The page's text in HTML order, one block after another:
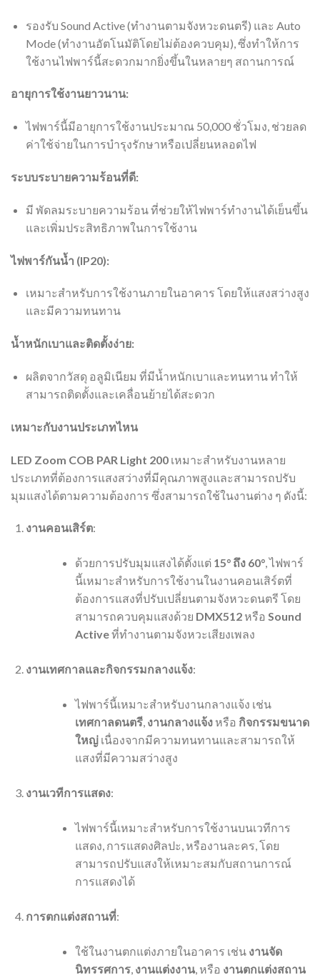
รองรับ Sound Active (ทำงานตามจังหวะดนตรี) และ Auto
Mode (ทำงานอัตโนมัติโดยไม่ต้องควบคุม), ซึ่งทำให้การ
ใช้งานไฟพาร์นี้สะดวกมากยิ่งขึ้นในหลายๆ สถานการณ์
อายุการใช้งานยาวนาน:
ไฟพาร์นี้มีอายุการใช้งานประมาณ 50,000 ชั่วโมง, ช่วยลด
ค่าใช้จ่ายในการบำรุงรักษาหรือเปลี่ยนหลอดไฟ
ระบบระบายความร้อนที่ดี:
มี พัดลมระบายความร้อน ที่ช่วยให้ไฟพาร์ทำงานได้เย็นขึ้น
และเพิ่มประสิทธิภาพในการใช้งาน
ไฟพาร์กันน้ำ (IP20):
เหมาะสำหรับการใช้งานภายในอาคาร โดยให้แสงสว่างสูง
และมีความทนทาน
น้ำหนักเบาและติดตั้งง่าย:
ผลิตจากวัสดุ อลูมิเนียม ที่มีน้ำหนักเบาและทนทาน ทำให้
สามารถติดตั้งและเคลื่อนย้ายได้สะดวก
เหมาะกับงานประเภทไหน
LED Zoom COB PAR Light 200 เหมาะสำหรับงานหลาย
ประเภทที่ต้องการแสงสว่างที่มีคุณภาพสูงและสามารถปรับ
มุมแสงได้ตามความต้องการ ซึ่งสามารถใช้ในงานต่าง ๆ ดังนี้:
งานคอนเสิร์ต:
ด้วยการปรับมุมแสงได้ตั้งแต่ 15° ถึง 60°, ไฟพาร์
นี้เหมาะสำหรับการใช้งานในงานคอนเสิร์ตที่
ต้องการแสงที่ปรับเปลี่ยนตามจังหวะดนตรี โดย
สามารถควบคุมแสงด้วย DMX512หรือ Sound
Activeที่ทำงานตามจังหวะเสียงเพลง
งานเทศกาลและกิจกรรมกลางแจ้ง:
ไฟพาร์นี้เหมาะสำหรับงานกลางแจ้ง เช่น
เทศกาลดนตรี, งานกลางแจ้งหรือ กิจกรรมขนาด
ใหญ่ เนื่องจากมีความทนทานและสามารถให้
แสงที่มีความสว่างสูง
งานเวทีการแสดง:
ไฟพาร์นี้เหมาะสำหรับการใช้งานบนเวทีการ
แสดง, การแสดงศิลปะ, หรืองานละคร, โดย
สามารถปรับแสงให้เหมาะสมกับสถานการณ์
การแสดงได้
การตกแต่งสถานที่:
ใช้ในงานตกแต่งภายในอาคาร เช่น งานจัด
นิทรรศการ, งานแต่งงาน, หรือ งานตกแต่งสถาน